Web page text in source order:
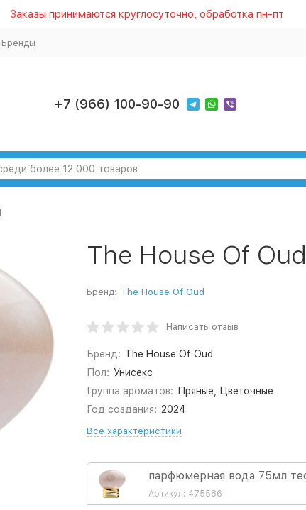
Заказы принимаются круглосуточно, обработка пн-пт
Бренды
+7 (966) 100-90-90
The House Of
Бренд: The House Of Oud
Написать отзыв
Бренд: The House Of Oud
Пол: Унисекс
Группа ароматов:
Пряные, Цветочные
Год создания: 2024
Все характеристики
парфюмерная вода 75мл
Артикул: 475586